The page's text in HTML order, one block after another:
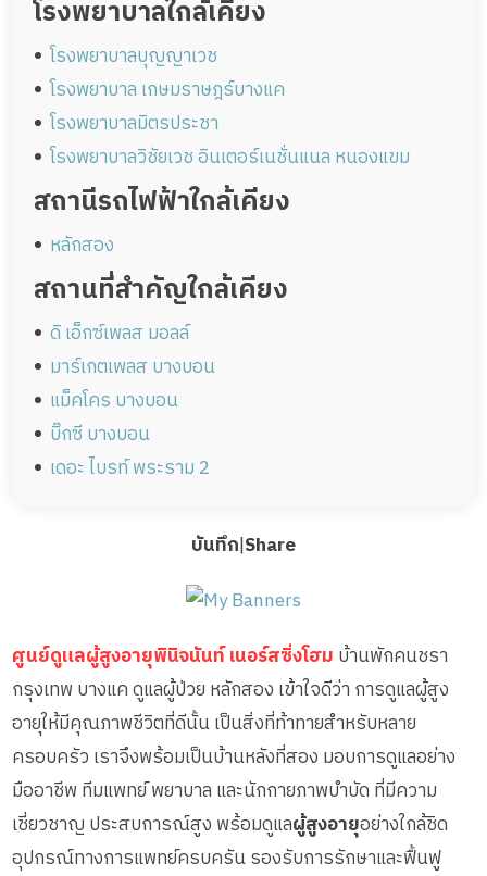
โรงพยาบาลใกล้เคียง
โรงพยาบาลบุญญาเวช
โรงพยาบาล เกษมราษฎร์บางแค
โรงพยาบาลมิตรประชา
โรงพยาบาลวิชัยเวช อินเตอร์เนชั่นแนล หนองแขม
สถานีรถไฟฟ้าใกล้เคียง
หลักสอง
สถานที่สำคัญใกล้เคียง
ดิ เอ็กซ์เพลส มอลล์
มาร์เกตเพลส บางบอน
แม็คโคร บางบอน
บิ๊กซี บางบอน
เดอะ ไบรท์ พระราม 2
บันทึก|Share
ศูนย์ดูแลผู้สูงอายุพินิจนันท์ เนอร์สซิ่งโฮม บ้านพักคนชรา
กรุงเทพ บางแค ดูแลผู้ป่วย หลักสอง เข้าใจดีว่า การดูแลผู้สูง
อายุให้มีคุณภาพชีวิตที่ดีนั้น เป็นสิ่งที่ท้าทายสำหรับหลาย
ครอบครัว เราจึงพร้อมเป็นบ้านหลังที่สอง มอบการดูแลอย่าง
มืออาชีพ ทีมแพทย์ พยาบาล และนักกายภาพบำบัด ที่มีความ
เชี่ยวชาญ ประสบการณ์สูง พร้อมดูแลผู้สูงอายุอย่างใกล้ชิด
อุปกรณ์ทางการแพทย์ครบครัน รองรับการรักษาและฟื้นฟู